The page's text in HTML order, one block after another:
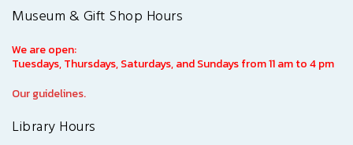
Museum & Gift Shop Hours
We are open:
Tuesdays, Thursdays, Saturdays, and Sundays from 11 am to 4 pm
Our guidelines.
Library Hours